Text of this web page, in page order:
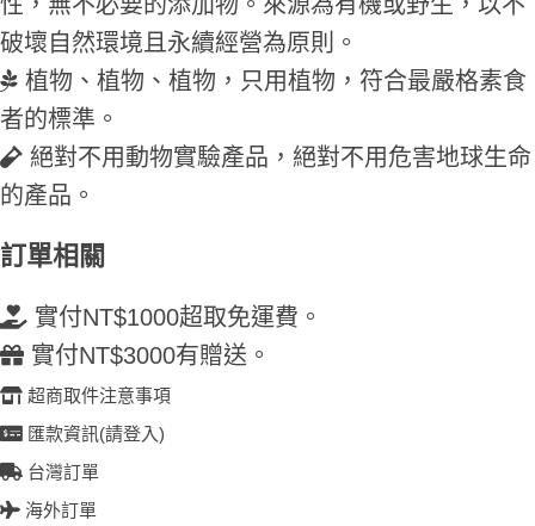
破壞自然環境且永續經營為原則。
植物、植物、植物，只用植物，符合最嚴格素食
者的標準。
絕對不用動物實驗產品，絕對不用危害地球生命
的產品。
訂單相關
實付NT$1000超取免運費。
實付NT$3000有贈送。
超商取件注意事項
匯款資訊(請登入)
台灣訂單
海外訂單